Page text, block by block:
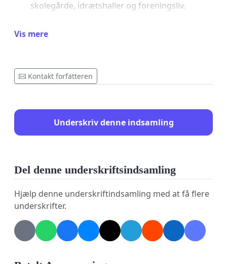
skolegårde, idrætshaller og foreningsliv.
levende del af byen, der skaber vækst, fællesskab
fejltagelse og et uerstatteligt tab.
Vi opfordrer politikerne til at tage ansvar:
Beskyt de sårbare beboere ved at sikre fortsat
erfaring hos ansatte og frivillige
Støt lokalsamfundet i Jelling og vis, at
integration kan lykkes i praksis.
Skriv under og vær med til at sende et klart signal:
Vis mere
Kontakt forfatteren
Underskriv denne indsamling
Del denne underskriftsindsamling
Hjælp denne underskriftindsamling med at få flere
underskrifter.